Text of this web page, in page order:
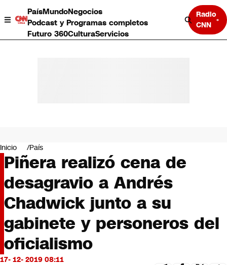
PaísMundoNegocios
Podcast y Programas completos
Futuro 360CulturaServicios
Radio
CNN
Negocios
Deportes
Programas completos
Cultura
Servicios
Bits
CNN tiempo
Futuro 360
Opinión
Inicio País
Piñera realizó cena de
desagravio a Andrés
Chadwick junto a su
gabinete y personeros del
oficialismo
17- 12- 2019 08:11